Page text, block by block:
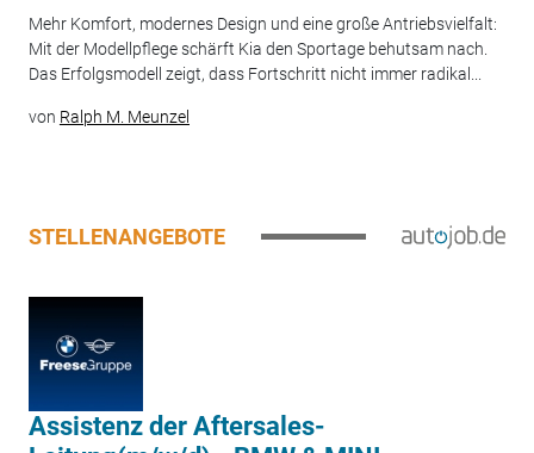
Mehr Komfort, modernes Design und eine große Antriebsvielfalt:
Mit der Modellpflege schärft Kia den Sportage behutsam nach.
Das Erfolgsmodell zeigt, dass Fortschritt nicht immer radikal...
von Ralph M. Meunzel
STELLENANGEBOTE
Assistenz der Aftersales-